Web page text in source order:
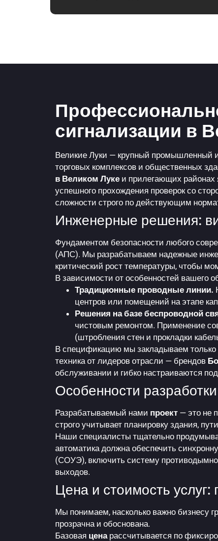
сигнализации в
Великие Луки — крупный промышленный и
торговых комплексов и общественных
в Великом Луке и прилегающих
успешного прохождения проверок со
сложности строго по действующим
Инженерные решения:
Фундаментом безопасности любого
(АПС). Мы разрабатываем надежные
критический рост температуры, чтобы
В зависимости от особенностей вашего
Традиционные проводные линии.
центров или помещений на этапе
Решения на базе беспроводной
чистовым ремонтом. Применение
(штробления стен и прокладки
В спецификацию мы закладываем только
техника от лидеров отрасли — брендов
обслуживании и гибко настраиваются под
Особенности
Разрабатываемый нами проект — это не
строго учитывает планировку здания,
Наши специалисты тщательно
автоматика должна обеспечить
(СОУЭ), включить систему
выходов.
Цена и стоимость
Мы понимаем, насколько важно бизнесу
прозрачна и обоснована.
Базовая ценарассчитывается по